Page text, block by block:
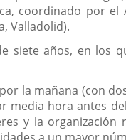
coordinado por
Valladolid).
siete años, en los
la mañana (con
media hora antes
y la